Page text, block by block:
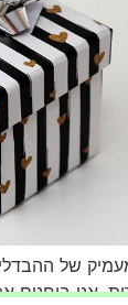
של
אנו בוחנים